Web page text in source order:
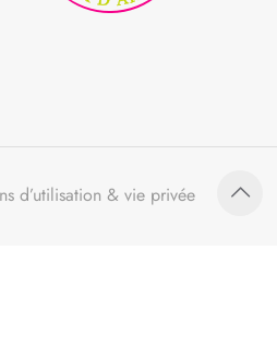
d’utilisation & vie privée